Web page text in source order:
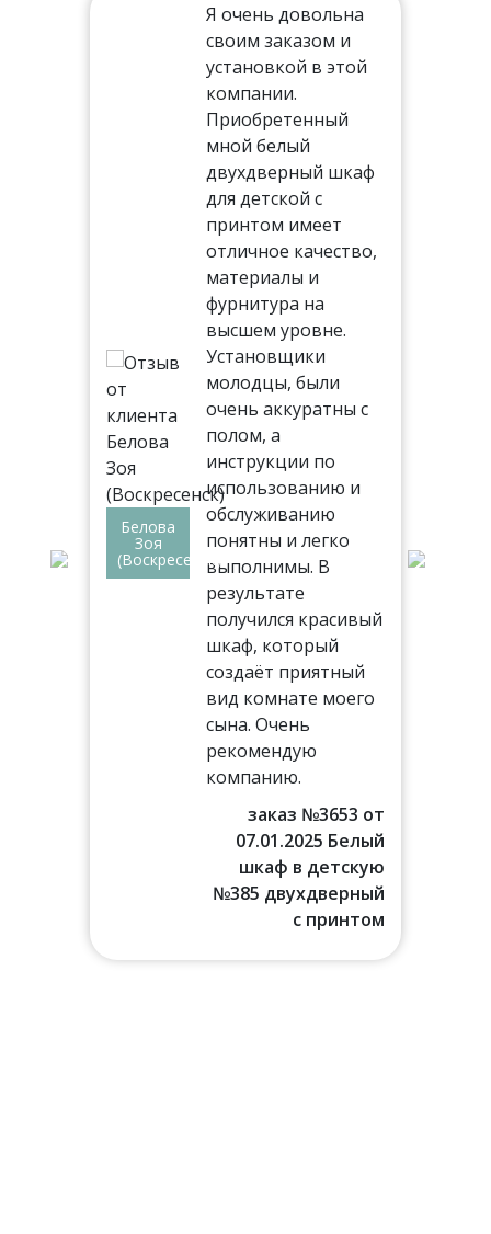
Белова
Зоя
(Воскресенск)
Я очень довольна
своим заказом и
установкой в этой
компании.
Приобретенный
мной белый
двухдверный шкаф
для детской с
принтом имеет
отличное качество,
материалы и
фурнитура на
высшем уровне.
Установщики
молодцы, были
очень аккуратны с
полом, а
инструкции по
использованию и
обслуживанию
понятны и легко
выполнимы. В
результате
получился красивый
шкаф, который
создаёт приятный
вид комнате моего
сына. Очень
рекомендую
компанию.
заказ №3653 от
07.01.2025 Белый
шкаф в детскую
№385 двухдверный
с принтом